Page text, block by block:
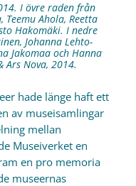
I övre raden från
Ahola, Reetta
Hakomäki. I nedre
Johanna Lehto-
Jakomaa och Hanna
Ars Nova, 2014.
hade länge haft ett
av museisamlingar
mellan
Museiverket en
en pro memoria
museernas